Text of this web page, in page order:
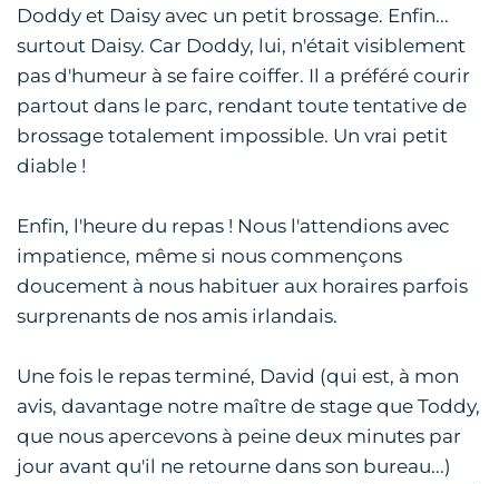
Doddy et Daisy avec un petit brossage. Enfin...
surtout Daisy. Car Doddy, lui, n'était visiblement
pas d'humeur à se faire coiffer. Il a préféré courir
partout dans le parc, rendant toute tentative de
brossage totalement impossible. Un vrai petit
diable !
Enfin, l'heure du repas ! Nous l'attendions avec
impatience, même si nous commençons
doucement à nous habituer aux horaires parfois
surprenants de nos amis irlandais.
Une fois le repas terminé, David (qui est, à mon
avis, davantage notre maître de stage que Toddy,
que nous apercevons à peine deux minutes par
jour avant qu'il ne retourne dans son bureau...)